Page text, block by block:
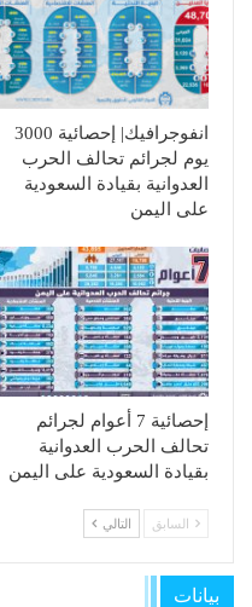
انفوجرافيك| إحصائية 3000
يوم لجرائم تحالف الحرب
العدوانية بقيادة السعودية
على اليمن
إحصائية 7 أعوام لجرائم
تحالف الحرب العدوانية
بقيادة السعودية على اليمن
السابق التالي
بيانات